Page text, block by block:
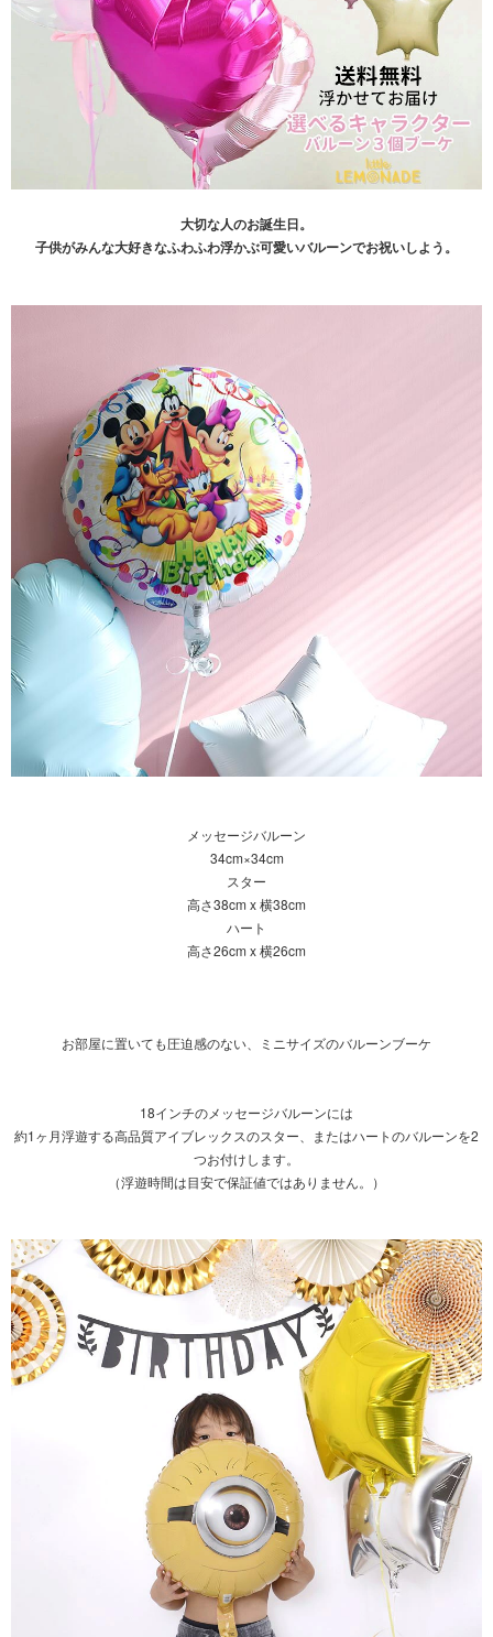
大切な人のお誕生日。
子供がみんな大好きなふわふわ浮かぶ可愛いバルーンでお祝いしよう。
メッセージバルーン
34cm×34cm
スター
高さ38cm x 横38cm
ハート
高さ26cm x 横26cm
お部屋に置いても圧迫感のない、ミニサイズのバルーンブーケ
18インチのメッセージバルーンには
約1ヶ月浮遊する高品質アイブレックスのスター、またはハートのバルーンを2
つお付けします。
（浮遊時間は目安で保証値ではありません。）